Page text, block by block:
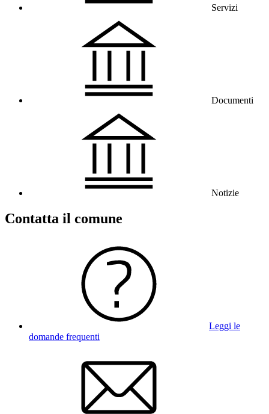
Servizi
Documenti
Notizie
Contatta il comune
Leggi le
domande frequenti